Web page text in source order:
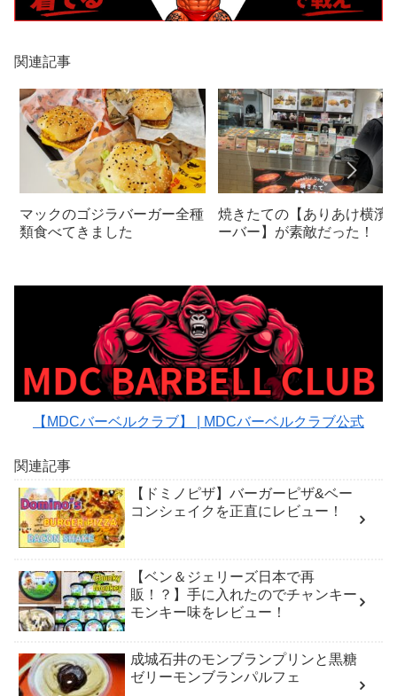
関連記事
マックのゴジラバーガー全種
類食べてきました
焼きたての【ありあけ横濱
ーバー】が素敵だった！
【MDCバーベルクラブ】 | MDCバーベルクラブ公式
関連記事
【ドミノピザ】バーガーピザ&ベー
コンシェイクを正直にレビュー！
【ベン＆ジェリーズ日本で再
販！？】手に入れたのでチャンキー
モンキー味をレビュー！
成城石井のモンブランプリンと黒糖
ゼリーモンブランパルフェ